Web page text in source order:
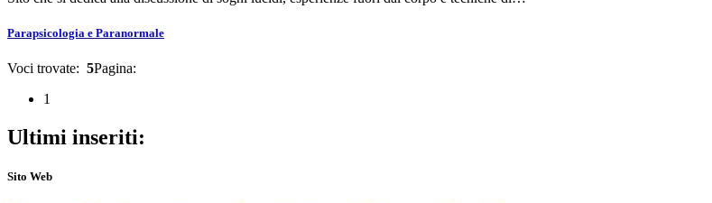
Parapsicologia e Paranormale
Voci trovate: 5Pagina:
1
Ultimi inseriti:
Sito Web